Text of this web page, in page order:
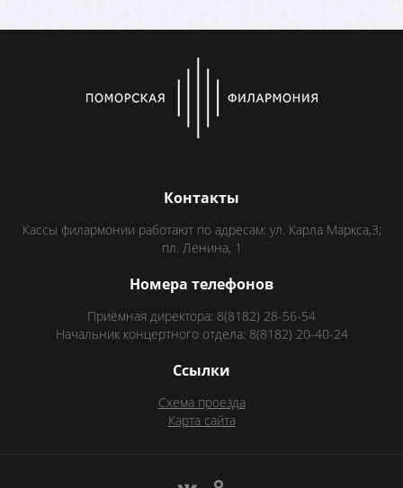
Контакты
Кассы филармонии работают по адресам: ул. Карла Маркса,3;
пл. Ленина, 1
Номера телефонов
Приёмная директора: 8(8182) 28-56-54
Начальник концертного отдела: 8(8182) 20-40-24
Ссылки
Схема проезда
Карта сайта